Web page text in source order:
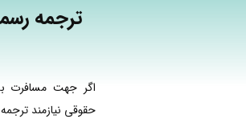
ترجمه
اگر جهت مسافرت
حقوقی نیازمند